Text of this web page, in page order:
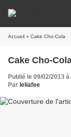
Accueil » Cake Cho-Cola
Cake Cho-
Publié le 09/02/2013
Par leliafee